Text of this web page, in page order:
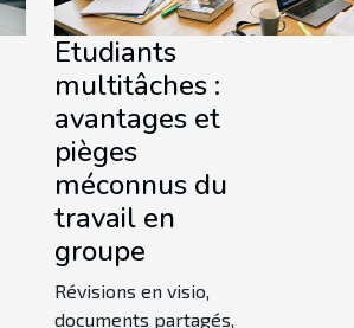
Etudiants
multitâches :
avantages et
pièges
méconnus du
travail en
groupe
Révisions en visio,
documents partagés,